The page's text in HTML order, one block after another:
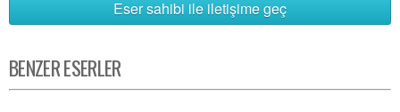
Eser sahibi ile iletişime geç
BENZER ESERLER